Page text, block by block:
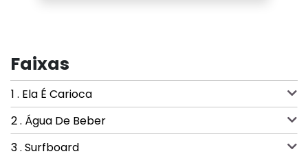
Faixas
1 . Ela É Carioca
2 . Água De Beber
3 . Surfboard